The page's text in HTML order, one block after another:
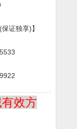
证独享)】
有效方